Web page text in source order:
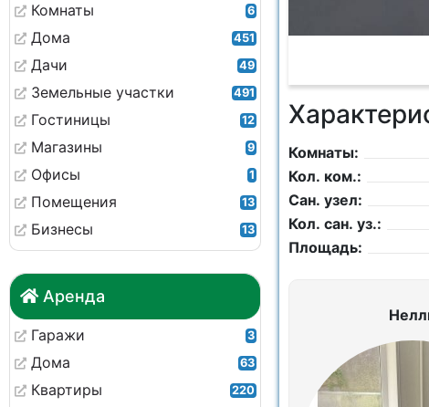
Комнаты 6
Дома 451
Дачи 49
Земельные участки 491
Гостиницы 12
Магазины 9
Офисы 1
Помещения 13
Бизнесы 13
Аренда
Гаражи 3
Дома 63
Квартиры 220
Комнаты:
Кол. ком.:
Сан. узел:
Кол. сан. уз.:
Площадь: